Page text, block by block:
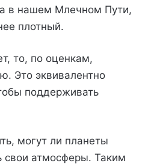
в нашем Млечном Пути,
плотный.
то, по оценкам,
Это эквивалентно
поддерживать
могут ли планеты
свои атмосферы. Таким